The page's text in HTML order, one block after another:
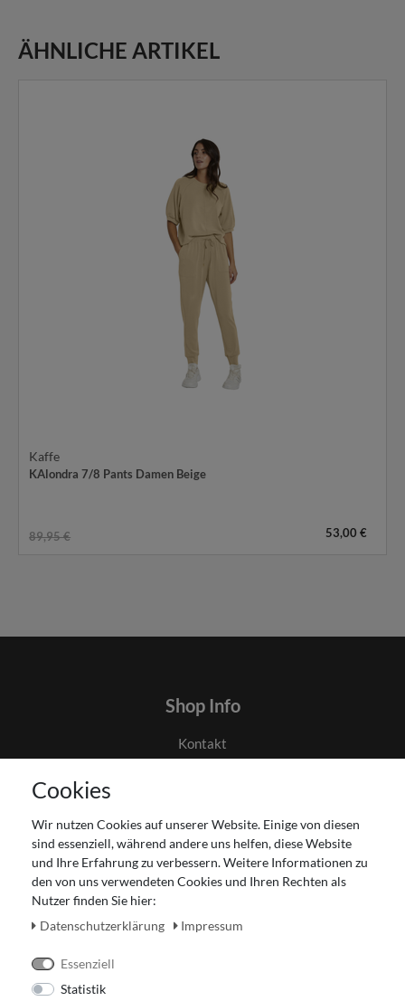
ÄHNLICHE ARTIKEL
Kaffe
KAlondra 7/8 Pants Damen Beige
89,95 € 53,00 €
Shop Info
Kontakt
Impressum
Widerrufsrecht
Zahlung und Versand
Unser Ladengeschäft
Cookies
Wir nutzen Cookies auf unserer Website. Einige von diesen
sind essenziell, während andere uns helfen, diese Website
und Ihre Erfahrung zu verbessern. Weitere Informationen zu
den von uns verwendeten Cookies und Ihren Rechten als
Nutzer finden Sie hier:
Daten­schutz­erklärung
Impressum
Essenziell
Statistik